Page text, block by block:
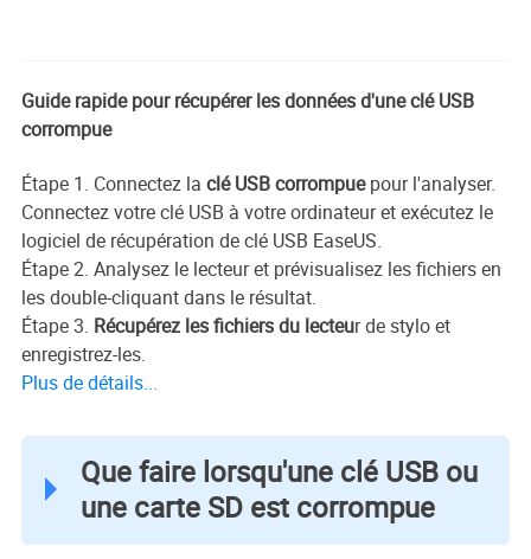
Guide rapide pour récupérer les données d'une clé USB
corrompue
Étape 1. Connectez la clé USB corrompuepour l'analyser.
Connectez votre clé USB à votre ordinateur et exécutez le
logiciel de récupération de clé USB EaseUS.
Étape 2. Analysez le lecteur et prévisualisez les fichiers en
les double-cliquant dans le résultat.
Étape 3. Récupérez les fichiers du lecteur de stylo et
enregistrez-les.
Plus de détails...
Que faire lorsqu'une clé USB ou
une carte SD est corrompue